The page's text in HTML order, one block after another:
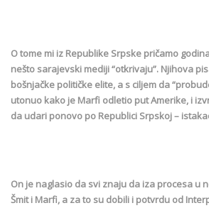
O tome mi iz Republike Srpske pričamo
nešto sarajevski mediji “otkrivaju”. Njihova
bošnjačke političke elite, a s ciljem da
utonuo kako je Marfi odletio put Amerike, i
da udari ponovo po Republici Srpskoj –
On je naglasio da svi znaju da iza procesa u
Šmit i Marfi, a za to su dobili i potvrdu od